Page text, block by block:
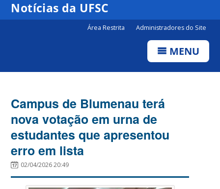
Notícias da UFSC
Área Restrita Administradores do Site
MENU
Campus de Blumenau terá
nova votação em urna de
estudantes que apresentou
erro em lista
02/04/2026 20:49